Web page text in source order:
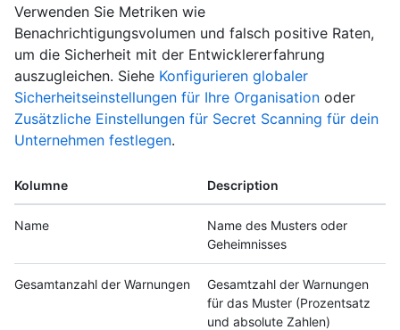
Verwenden Sie Metriken wie
Benachrichtigungsvolumen und falsch positive Raten,
um die Sicherheit mit der Entwicklererfahrung
auszugleichen. Siehe Konfigurieren globaler
Sicherheitseinstellungen für Ihre Organisation oder
Zusätzliche Einstellungen für Secret Scanning für dein
Unternehmen festlegen.
Kolumne Description
Name
Name des Musters oder
Geheimnisses
Gesamtanzahl der Warnungen
Gesamtzahl der Warnungen
für das Muster (Prozentsatz
und absolute Zahlen)